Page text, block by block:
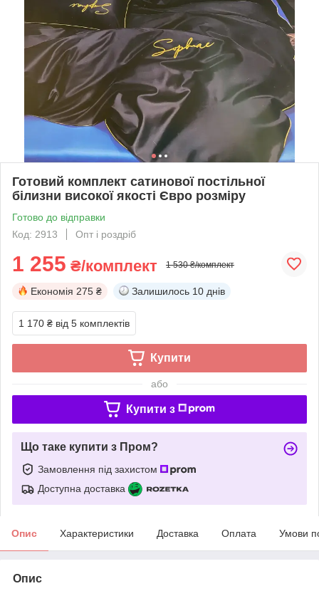
Готовий комплект сатинової постільної
білизни високої якості Євро розміру
Готово до відправки
Код: 2913
Опт і роздріб
1 255 ₴/комплект 1 530 ₴/комплект
Економія 275 ₴ Залишилось 10 днів
1 170 ₴ від 5 комплектів
Купити
або
Купити з
Що таке купити з Пром?
Замовлення під захистом
Доступна доставка
Опис Характеристики Доставка Оплата Умови
Опис